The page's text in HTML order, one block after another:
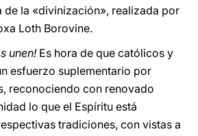
de la «divinización», realizada por
Loth Borovine.
unen!Es hora de que católicos y
esfuerzo suplementario por
reconociendo con renovado
lo que el Espíritu está
tradiciones, con vistas a